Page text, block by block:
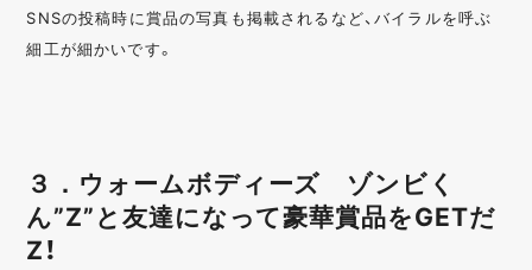
SNSの投稿時に賞品の写真も掲載されるなど、バイラルを呼ぶ
細工が細かいです。
３．ウォームボディーズ ゾンビく
ん”Z”と友達になって豪華賞品をGETだ
Z！